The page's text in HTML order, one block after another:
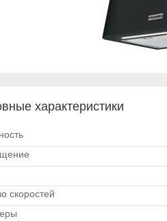
характеристики
скоростей